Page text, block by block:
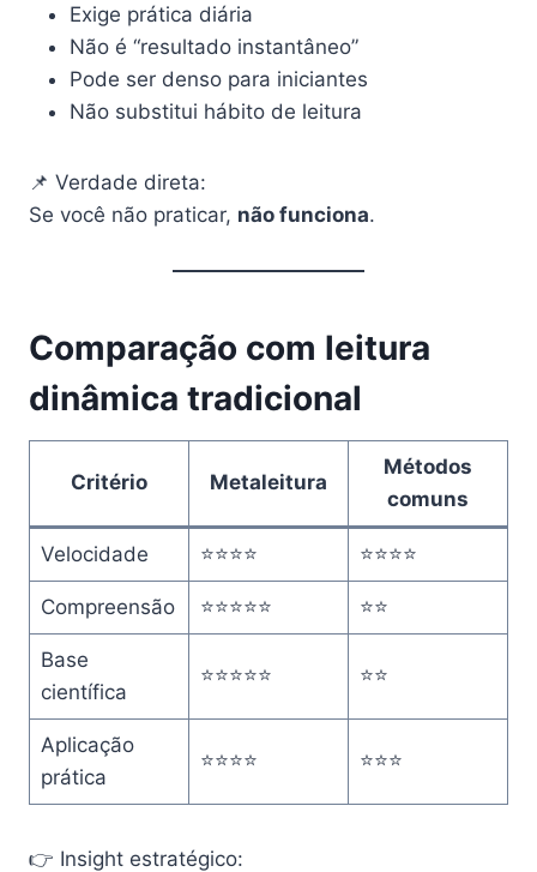
Exige prática diária
Não é “resultado instantâneo”
Pode ser denso para iniciantes
Não substitui hábito de leitura
📌 Verdade direta:
Se você não praticar, não funciona.
Comparação com leitura
dinâmica tradicional
Critério Metaleitura
Métodos
comuns
Velocidade ⭐⭐⭐⭐ ⭐⭐⭐⭐
Compreensão ⭐⭐⭐⭐⭐ ⭐⭐
Base
científica
⭐⭐⭐⭐⭐ ⭐⭐
Aplicação
prática
⭐⭐⭐⭐ ⭐⭐⭐
👉 Insight estratégico: